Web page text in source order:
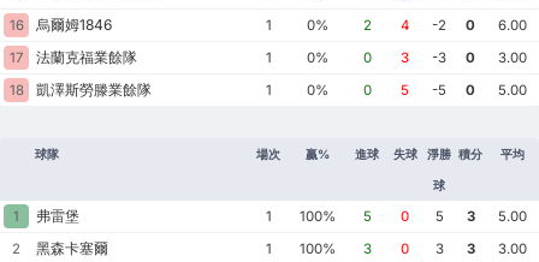
16
烏爾姆1846 1 0% 2 4 -2 0
6.00
17
法蘭克福業餘隊 1 0% 0 3 -3 0
3.00
18
凱澤斯勞滕業餘隊 1 0% 0 5 -5 0 5.00
球隊 場次 贏% 進球 失球 淨勝
球
積分 平均
1 弗雷堡 1 100% 5 0 5 3
5.00
2
黑森卡塞爾 1 100% 3 0 3 3 3.00